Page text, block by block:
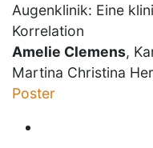
Augenklinik: Eine
Korrelation
Amelie Clemens,
Martina Christina
Poster